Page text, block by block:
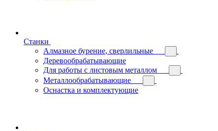
Станки
Алмазное бурение, сверлильные
Деревообрабатывающие
Для работы с листовым металлом
Металлообрабатывающие
Оснастка и комплектующие